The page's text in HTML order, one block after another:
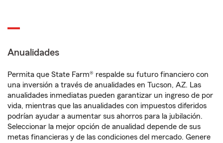
Anualidades
Permita que State Farm® respalde su futuro financiero con
una inversión a través de anualidades en Tucson, AZ. Las
anualidades inmediatas pueden garantizar un ingreso de por
vida, mientras que las anualidades con impuestos diferidos
podrían ayudar a aumentar sus ahorros para la jubilación.
Seleccionar la mejor opción de anualidad depende de sus
metas financieras y de las condiciones del mercado. Genere